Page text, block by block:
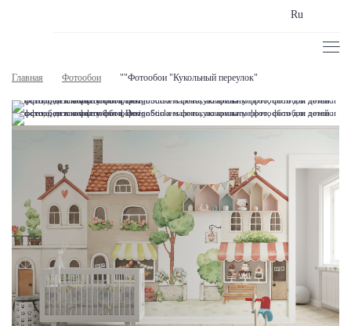
Ru
Главная Фотообои ""Фотообои "Кукольный переулок"